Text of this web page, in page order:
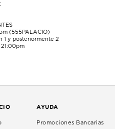
(555PALACIO)
1 y posteriormente 2
21:00pm
AYUDA
Promociones Bancarias